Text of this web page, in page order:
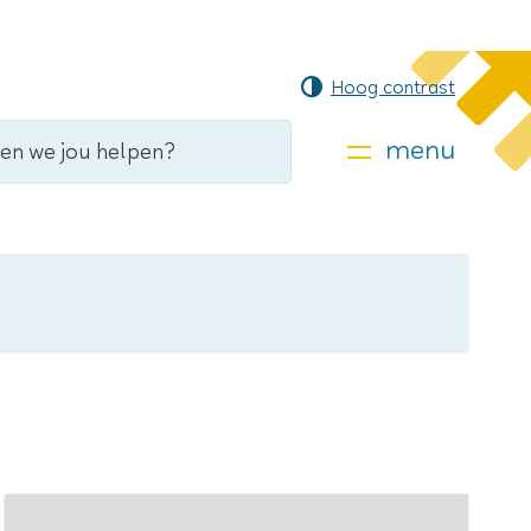
Hoog contrast
menu